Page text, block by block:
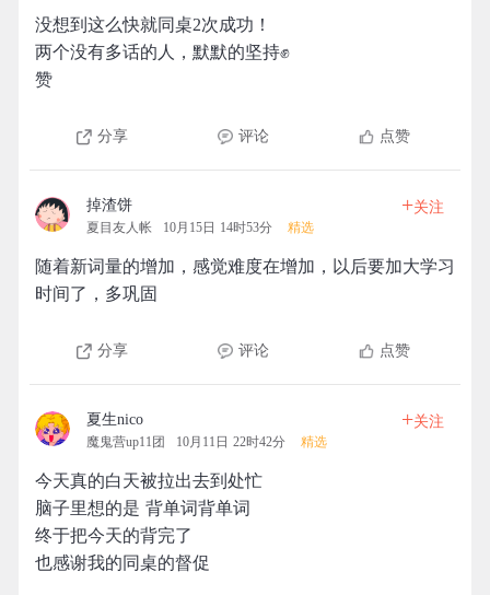
没想到这么快就同桌2次成功！
两个没有多话的人，默默的坚持✊
赞
分享 评论 点赞
掉渣饼
夏目友人帐 10月15日 14时53分 精选
+关注
随着新词量的增加，感觉难度在增加，以后要加大学习
时间了，多巩固
分享 评论 点赞
夏生nico
魔鬼营up11团 10月11日 22时42分 精选
+关注
今天真的白天被拉出去到处忙
脑子里想的是 背单词背单词
终于把今天的背完了
也感谢我的同桌的督促